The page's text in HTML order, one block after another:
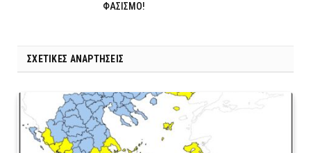
ΦΑΣΙΣΜΟ!
ΣΧΕΤΙΚΈΣ ΑΝΑΡΤΉΣΕΙΣ